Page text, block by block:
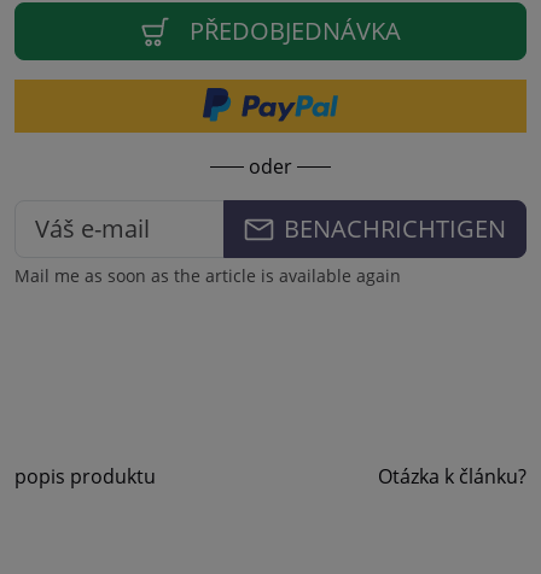
PŘEDOBJEDNÁVKA
oder
BENACHRICHTIGEN
Mail me as soon as the article is available again
popis produktu Otázka k článku?